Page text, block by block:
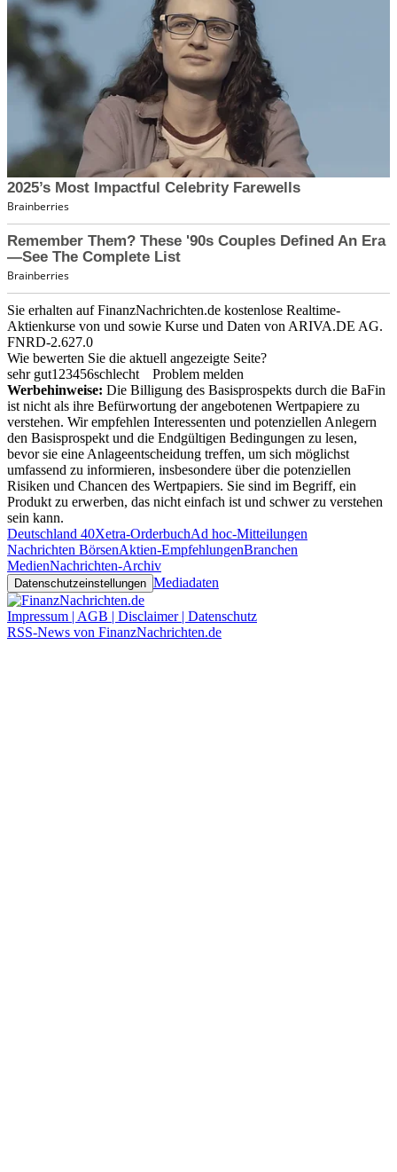
Sie erhalten auf FinanzNachrichten.de kostenlose Realtime-
Aktienkurse von und sowie Kurse und Daten von ARIVA.DE AG.
FNRD-2.627.0
Wie bewerten Sie die aktuell angezeigte Seite?
sehr gut1 23456schlecht
Problem melden
Werbehinweise: Die Billigung des Basisprospekts durch die BaFin
ist nicht als ihre Befürwortung der angebotenen Wertpapiere zu
verstehen. Wir empfehlen Interessenten und potenziellen Anlegern
den Basisprospekt und die Endgültigen Bedingungen zu lesen,
bevor sie eine Anlageentscheidung treffen, um sich möglichst
umfassend zu informieren, insbesondere über die potenziellen
Risiken und Chancen des Wertpapiers. Sie sind im Begriff, ein
Produkt zu erwerben, das nicht einfach ist und schwer zu verstehen
sein kann.
Deutschland 40Xetra-OrderbuchAd hoc-Mitteilungen
Nachrichten BörsenAktien-EmpfehlungenBranchen
MedienNachrichten-Archiv
Datenschutzeinstellungen Mediadaten
Impressum | AGB | Disclaimer | Datenschutz
RSS-News von FinanzNachrichten.de